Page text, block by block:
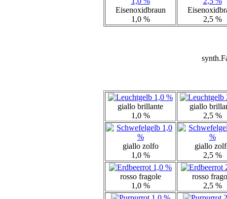
Eisenoxidbraun
1,0 %
2,5 %
giallo brillante
1,0 %
giallo
2,5 %
giallo zolfo
1,0 %
giallo
2,5 %
rosso fragole
1,0 %
rosso
2,5 %